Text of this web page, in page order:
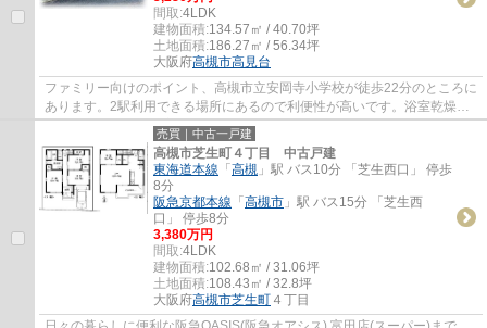
間取:4LDK
建物面積:134.57㎡ / 40.70坪
土地面積:186.27㎡ / 56.34坪
大阪府高槻市高見台
ファミリー向けのポイント、高槻市立安岡寺小学校が徒歩22分のところに
あります。2駅利用できる場所にあるので利便性が高いです。浴室乾燥機
付き物件ならば、浴室や洗濯物からスピーデ...
売買｜中古一戸建
高槻市芝生町４丁目 中古戸建
東海道本線 「 高槻 」駅 バス10分 「芝生西口」 停歩
8分
阪急京都本線 「 高槻市 」駅 バス15分 「芝生西
口」 停歩8分
3,380万円
間取:4LDK
建物面積:102.68㎡ / 31.06坪
土地面積:108.43㎡ / 32.8坪
大阪府高槻市芝生町 ４丁目